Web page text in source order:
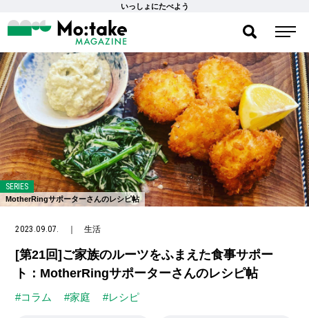
いっしょにたべよう
SERIES
MotherRingサポーターさんのレシピ帖
2023.09.07. ｜生活
[第21回]ご家族のルーツをふまえた食事サポー
ト：MotherRingサポーターさんのレシピ帖
#コラム #家庭 #レシピ